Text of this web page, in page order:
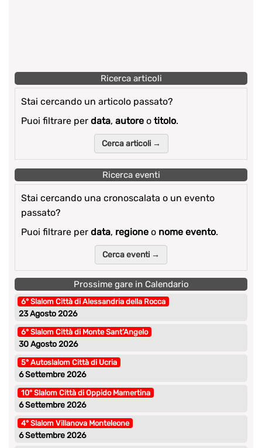
Ricerca articoli
Stai cercando un articolo passato?
Puoi filtrare per data, autore o titolo.
Cerca articoli →
Ricerca eventi
Stai cercando una cronoscalata o un evento
passato?
Puoi filtrare per data, regione o nome evento.
Cerca eventi →
Prossime gare in Calendario
6° Slalom Città di Alessandria della Rocca
23 Agosto 2026
6° Slalom Città di Monte Sant’Angelo
30 Agosto 2026
5° Autoslalom Città di Ucria
6 Settembre 2026
10° Slalom Città di Oppido Mamertina
6 Settembre 2026
4° Slalom Villanova Monteleone
6 Settembre 2026